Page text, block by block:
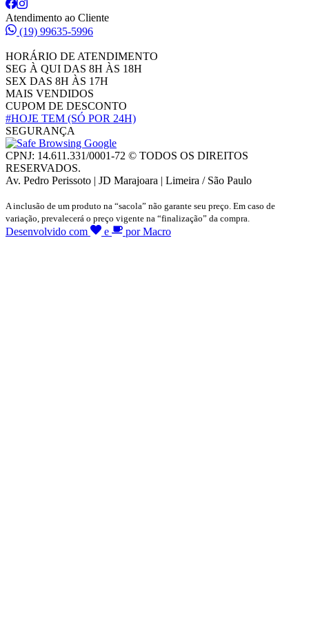
Atendimento ao Cliente
(19) 99635-5996
HORÁRIO DE ATENDIMENTO
SEG À QUI DAS 8H ÀS 18H
SEX DAS 8H ÀS 17H
MAIS VENDIDOS
CUPOM DE DESCONTO
#HOJE TEM (SÓ POR 24H)
SEGURANÇA
CPNJ: 14.611.331/0001-72 © TODOS OS DIREITOS
RESERVADOS.
Av. Pedro Perissoto | JD Marajoara | Limeira / São Paulo
A inclusão de um produto na “sacola” não garante seu preço. Em caso de
variação, prevalecerá o preço vigente na “finalização” da compra.
Desenvolvido com e por Macro